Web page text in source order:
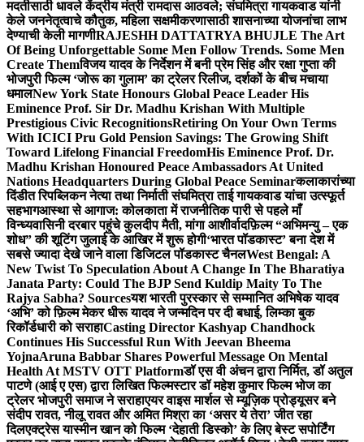
मदतीसाठी धावले केंद्रीय मंत्री रामदास आठवले; संघमित्रा गायकवाड यांनी
केले जननेतृत्वाचे कौतुक, महिला सक्षमीकरणासाठी शासनाच्या योजनांचा लाभ
देण्याची केली मागणीRAJESHH DATTATRYA BHUJLE The Art
Of Being Unforgettable Some Men Follow Trends. Some Men
Create Themविजय यादव के निर्देशन में बनी प्रेम सिंह और रक्षा गुप्ता की
भोजपुरी फिल्म ‘जोरू का गुलाम’ का ट्रेलर रिलीज, दर्शकों के बीच मचाया
धमालNew York State Honours Global Peace Leader His
Eminence Prof. Sir Dr. Madhu Krishan With Multiple
Prestigious Civic RecognitionsRetiring On Your Own Terms
With ICICI Pru Gold Pension Savings: The Growing Shift
Toward Lifelong Financial FreedomHis Eminence Prof. Dr.
Madhu Krishan Honoured Peace Ambassadors At United
Nations Headquarters During Global Peace Seminarकलाकारांच्या
दिंडीत रिपब्लिकन नेत्या तथा निर्माती संघमित्रा ताई गायकवाड यांचा उत्स्फूर्त
सहभागआस्था से आगाज: कोलकाता में राजनीतिक पारी से पहले माँ
विन्ध्यवासिनी दरबार पहुंचे कुलदीप मैती, मांगा आशीर्वादफ़िल्म “अभिमन्यु – एक
शोध” की शूटिंग जुलाई के आखिर में शुरू होगी‘भारत पॉडकास्ट’ बना देश में
सबसे ज्यादा देखे जाने वाला डिजिटल पॉडकास्ट चैनलWest Bengal: A
New Twist To Speculation About A Change In The Bharatiya
Janata Party: Could The BJP Send Kuldip Maity To The
Rajya Sabha? Sourcesयश भारती पुरस्कार से सम्मानित अभिषेक यादव
‘अभि’ को फ़िल्म मेकर धीरू यादव ने जन्मदिन पर दी बधाई, लिम्का बुक
रिकॉर्डधारी को सराहाCasting Director Kashyap Chandhock
Continues His Successful Run With Jeevan Bheema
YojnaAruna Babbar Shares Powerful Message On Mental
Health At MSTV OTT Platformडॉ एस वी अंचन द्वारा निर्मित, डॉ अतुल
पाटणे (आई ए एस) द्वारा लिखित फिल्मस्टार डॉ महेश कुमार फिल्म भोज का
ट्रेलर भोजपुरी समाज ने सराहाएयर वाइस मार्शल से म्यूज़िक प्रोड्यूसर बने
संदीप रावत, नीलू रावत और अमित मिश्रा का ‘असर ये तेरा’ जीत रहा
दिलएक्ट्रेस यास्मीन खान को फिल्म ‘देहाती डिस्को’ के लिए बेस्ट सपोर्टिंग